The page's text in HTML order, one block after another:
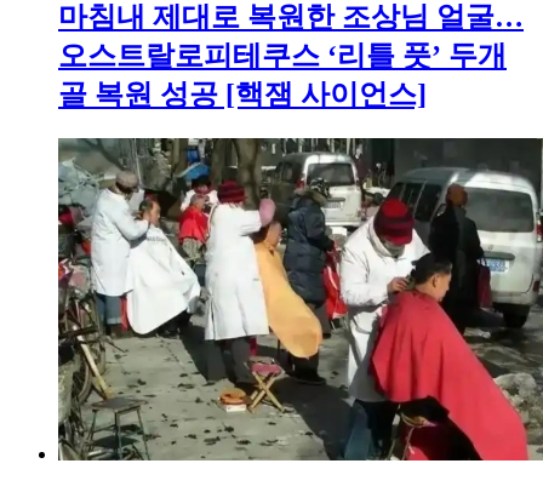
마침내 제대로 복원한 조상님 얼굴…
오스트랄로피테쿠스 ‘리틀 풋’ 두개
골 복원 성공 [핵잼 사이언스]